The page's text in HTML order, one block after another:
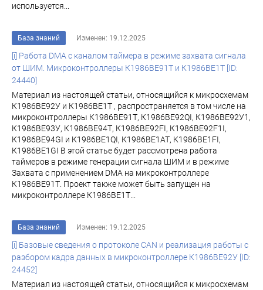
используется...
База знаний Изменен: 19.12.2025
[i] Работа DMA c каналом таймера в режиме захвата сигнала
от ШИМ. Микроконтроллеры К1986ВЕ91Т и К1986ВЕ1Т [ID:
24440]
Материал из настоящей статьи, относящийся к микросхемам
К1986ВЕ92У и К1986ВЕ1Т , распространяется в том числе на
микроконтроллеры К1986ВЕ91Т, К1986ВЕ92QI, К1986ВЕ92У1,
К1986ВЕ93У, К1986ВЕ94Т, К1986ВЕ92FI, К1986ВЕ92F1I,
К1986ВЕ94GI и К1986ВЕ1QI, К1986ВЕ1АТ, К1986ВЕ1FI,
К1986ВЕ1GI В этой статье будет рассмотрена работа
таймеров в режиме генерации сигнала ШИМ и в режиме
Захвата с применением DMA на микроконтроллере
К1986ВЕ91Т. Проект также может быть запущен на
микроконтроллере К1986ВЕ1Т...
База знаний Изменен: 19.12.2025
[i] Базовые сведения о протоколе CAN и реализация работы с
разбором кадра данных в микроконтроллере К1986BE92У [ID:
24452]
Материал из настоящей статьи, относящийся к микросхемам